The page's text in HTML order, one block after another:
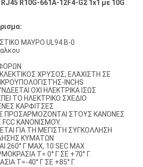
R10G-661A-12F4-G2 1x1 με 10G
ΜΑΥΡΟ UL94 Β-0
ΧΡΥΣΟΣ, ΕΛΆΧΙΣΤΗ ΣΕ
INCHS
ΟΧΙ ΗΛΕΚΤΡΙΚΑ ΙΣΩΣ
ΤΟ ΗΛΕΚΤΡΙΚΟ ΣΧΕΔΙΟ
ΚΑΡΦΙΤΣΕΣ
ΠΡΟΣΑΡΜΟΖΟΝΤΑΙ ΣΤΟΥΣ ΚΑΝΌΝΕΣ
ΚΑΝΟΝΙΣΜΟΎ.
ΓΙΑ ΤΗ ΜΕΓΙΣΤΗ ΣΥΓΚΟΛΛΗΣΗ
ΚΥΜΑΤΩΝ
260° Γ MAX, 10 SEC MAX
T= 0° Γ ΣΕ +70° Γ.
T=-40° Γ ΣΕ +85° Γ.